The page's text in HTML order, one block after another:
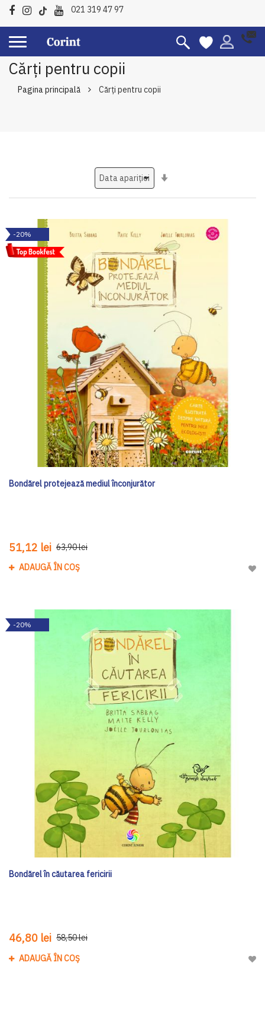
021 319 47 97
Cărți pentru copii
Pagina principală Cărți pentru copii
-20%
Bondărel protejează mediul înconjurător
51,12 lei 63,90 lei
ADAUGĂ ÎN COȘ
-20%
Bondărel în căutarea fericirii
46,80 lei 58,50 lei
ADAUGĂ ÎN COȘ